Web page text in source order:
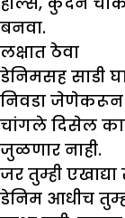
बनवा.
लक्षात ठेवा
डेनिमसह साडी
निवडा जेणेकरून
चांगले दिसेल
जुळणार नाही.
जर तुम्ही
डेनिम आधीच